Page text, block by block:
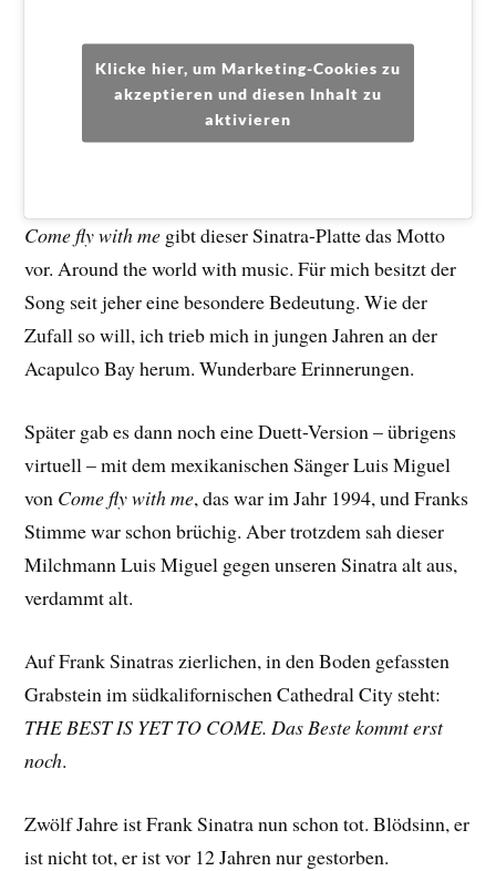
Klicke hier, um Marketing-Cookies zu
akzeptieren und diesen Inhalt zu
aktivieren
Come fly with me gibt dieser Sinatra-Platte das Motto
vor. Around the world with music. Für mich besitzt der
Song seit jeher eine besondere Bedeutung. Wie der
Zufall so will, ich trieb mich in jungen Jahren an der
Acapulco Bay herum. Wunderbare Erinnerungen.
Später gab es dann noch eine Duett-Version – übrigens
virtuell – mit dem mexikanischen Sänger Luis Miguel
von Come fly with me, das war im Jahr 1994, und Franks
Stimme war schon brüchig. Aber trotzdem sah dieser
Milchmann Luis Miguel gegen unseren Sinatra alt aus,
verdammt alt.
Auf Frank Sinatras zierlichen, in den Boden gefassten
Grabstein im südkalifornischen Cathedral City steht:
THE BEST IS YET TO COME. Das Beste kommt erst
noch.
Zwölf Jahre ist Frank Sinatra nun schon tot. Blödsinn, er
ist nicht tot, er ist vor 12 Jahren nur gestorben.